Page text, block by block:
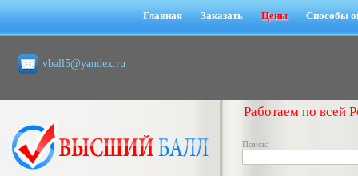
Главная Заказать Цены Способы
vball5@yandex.ru
Работаем по всей
Поиск: